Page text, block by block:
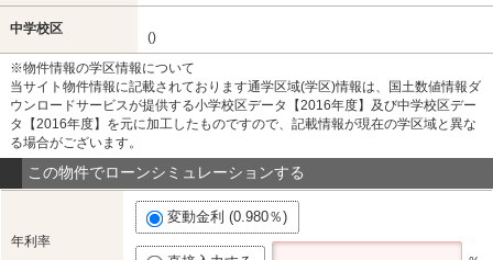
中学校区
()
※物件情報の学区情報について
当サイト物件情報に記載されております通学区域(学区)情報は、国土数値情報ダ
ウンロードサービスが提供する小学校区データ【2016年度】及び中学校区デー
タ【2016年度】を元に加工したものですので、記載情報が現在の学区域と異な
る場合がございます。
この物件でローンシミュレーションする
年利率
変動金利 (0.980％)